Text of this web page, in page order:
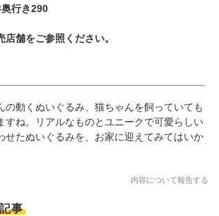
行き290
舗をご参照ください。
の動くぬいぐるみ、猫ちゃんを飼っていても
すね。リアルなものとユニークで可愛らしい
せたぬいぐるみを、お家に迎えてみてはいか
内容について報告する
事